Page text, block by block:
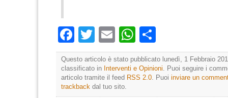
Facebook
TwitterEmailWhatsApp
Questo articolo è stato pubblicato lunedì, 1 Febbraio
classificato in Interventi e Opinioni. Puoi seguire i
articolo tramite il feed RSS 2.0. Puoi inviare un
trackback dal tuo sito.